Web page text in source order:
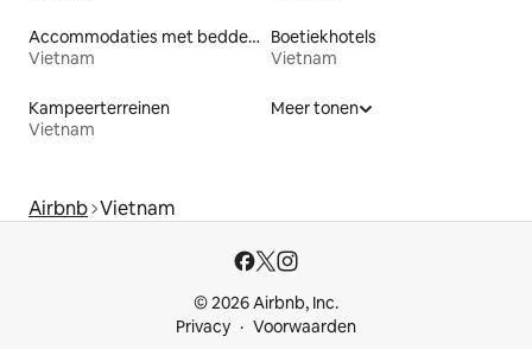
Accommodaties met bedden op toegankelijke hoogte
Vietnam
Boetiekhotels
Vietnam
Kampeerterreinen
Vietnam
Meer tonen
Airbnb Vietnam
© 2026 Airbnb, Inc.
Privacy
Voorwaarden